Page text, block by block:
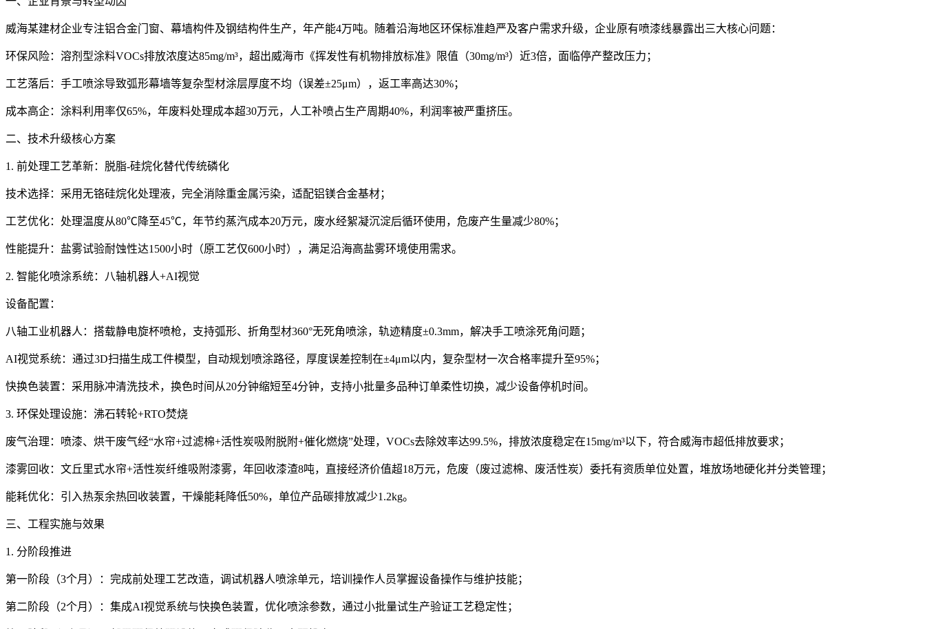
威海某建材企业专注铝合金门窗、幕墙构件及钢结构件生产，年产能4万吨。随着沿海地区环保标准趋严及客户需求升级，企业原有喷漆线暴露出三大核心问题：
环保风险：溶剂型涂料VOCs排放浓度达85mg/m³，超出威海市《挥发性有机物排放标准》限值（30mg/m³）近3倍，面临停产整改压力；
工艺落后：手工喷涂导致弧形幕墙等复杂型材涂层厚度不均（误差±25μm），返工率高达30%；
成本高企：涂料利用率仅65%，年废料处理成本超30万元，人工补喷占生产周期40%，利润率被严重挤压。
二、技术升级核心方案
1. 前处理工艺革新：脱脂-硅烷化替代传统磷化
技术选择：采用无铬硅烷化处理液，完全消除重金属污染，适配铝镁合金基材；
工艺优化：处理温度从80℃降至45℃，年节约蒸汽成本20万元，废水经絮凝沉淀后循环使用，危废产生量减少80%；
性能提升：盐雾试验耐蚀性达1500小时（原工艺仅600小时），满足沿海高盐雾环境使用需求。
2. 智能化喷涂系统：八轴机器人+AI视觉
设备配置：
八轴工业机器人：搭载静电旋杯喷枪，支持弧形、折角型材360°无死角喷涂，轨迹精度±0.3mm，解决手工喷涂死角问题；
AI视觉系统：通过3D扫描生成工件模型，自动规划喷涂路径，厚度误差控制在±4μm以内，复杂型材一次合格率提升至95%；
快换色装置：采用脉冲清洗技术，换色时间从20分钟缩短至4分钟，支持小批量多品种订单柔性切换，减少设备停机时间。
3. 环保处理设施：沸石转轮+RTO焚烧
废气治理：喷漆、烘干废气经“水帘+过滤棉+活性炭吸附脱附+催化燃烧”处理，VOCs去除效率达99.5%，排放浓度稳定在15mg/m³以下，符合威海市超低排放要求；
漆雾回收：文丘里式水帘+活性炭纤维吸附漆雾，年回收漆渣8吨，直接经济价值超18万元，危废（废过滤棉、废活性炭）委托有资质单位处置，堆放场地硬化并分类管理；
能耗优化：引入热泵余热回收装置，干燥能耗降低50%，单位产品碳排放减少1.2kg。
三、工程实施与效果
1. 分阶段推进
第一阶段（3个月）：完成前处理工艺改造，调试机器人喷涂单元，培训操作人员掌握设备操作与维护技能；
第二阶段（2个月）：集成AI视觉系统与快换色装置，优化喷涂参数，通过小批量试生产验证工艺稳定性；